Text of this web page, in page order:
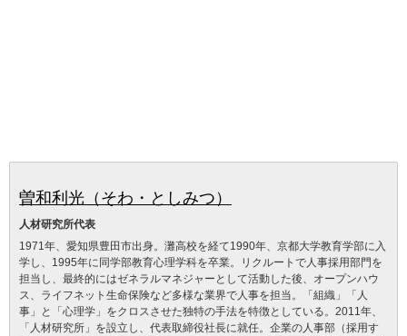
曽和利光（そわ・としみつ）
人材研究所代表
1971年、愛知県豊田市出身。灘高校を経て1990年、京都大学教育学部に入
学し、1995年に同学部教育心理学科を卒業。リクルートで人事採用部門を
担当し、最終的にはゼネラルマネジャーとして活動した後、オープンハウ
ス、ライフネット生命保険など多様な業界で人事を担当。「組織」「人
事」と「心理学」をクロスさせた独特の手法を特徴としている。2011年、
「人材研究所」を設立し、代表取締役社長に就任。企業の人事部（採用す